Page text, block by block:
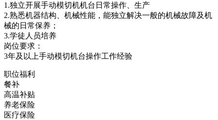
1.独立开展手动模切机机台日常操作、生产
2.熟悉机器结构、机械性能，能独立解决一般的机械故障及机
械的日常保养；
3.学徒人员培养
岗位要求：
3年及以上手动模切机台操作工作经验
职位福利
餐补
高温补贴
养老保险
医疗保险